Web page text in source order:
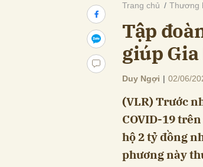
Trang chủ Thương
Tập
giúp
Duy Ngợi | 02/06/
(VLR) Trước
COVID-19
hộ 2 tỷ đồng
phương này